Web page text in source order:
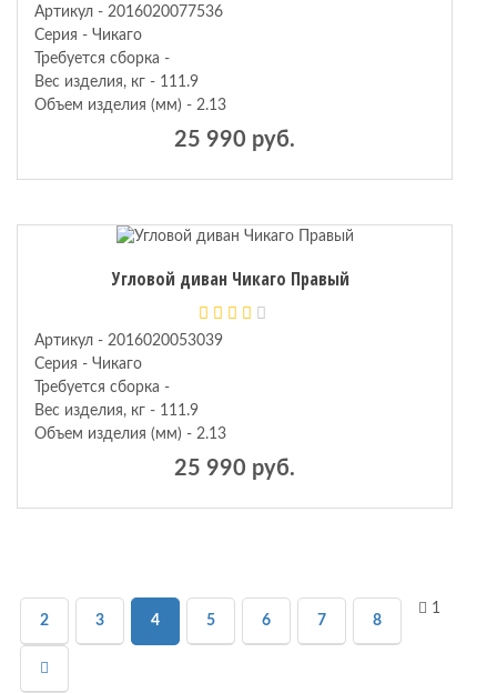
Артикул - 2016020077536
Серия - Чикаго
Требуется сборка -
Вес изделия, кг - 111.9
Объем изделия (мм) - 2.13
25 990 руб.
Угловой диван Чикаго Правый
Артикул - 2016020053039
Серия - Чикаго
Требуется сборка -
Вес изделия, кг - 111.9
Объем изделия (мм) - 2.13
25 990 руб.
1
2 3 4 5 6 7 8